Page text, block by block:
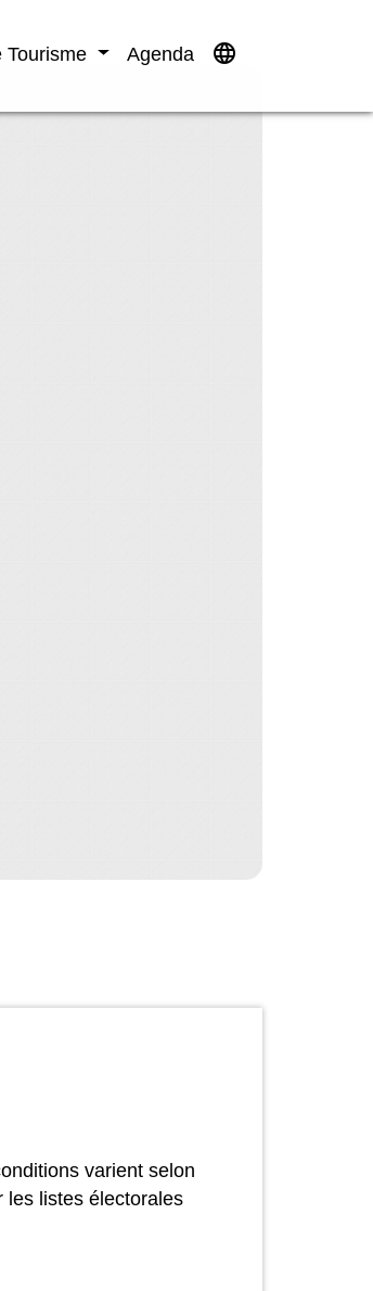
Tourisme Agenda language
varient selon
les listes électorales